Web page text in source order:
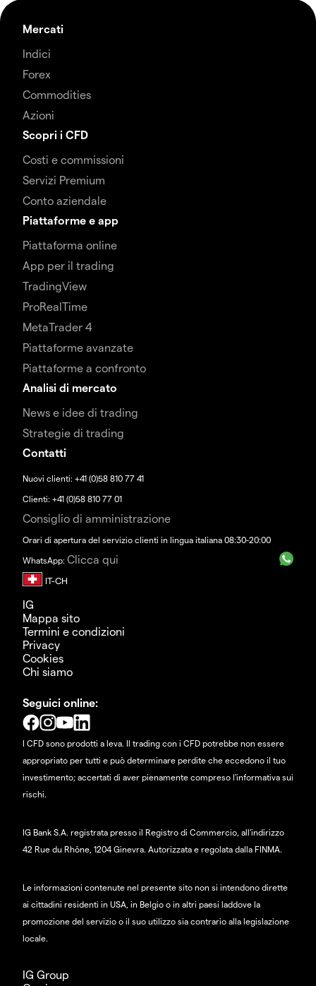
Mercati
Indici
Forex
Commodities
Azioni
Scopri i CFD
Costi e commissioni
Servizi Premium
Conto aziendale
Piattaforme e app
Piattaforma online
App per il trading
TradingView
ProRealTime
MetaTrader 4
Piattaforme avanzate
Piattaforme a confronto
Analisi di mercato
News e idee di trading
Strategie di trading
Contatti
Nuovi clienti: +41 (0)58 810 77 41
Clienti: +41 (0)58 810 77 01
Consiglio di amministrazione
Orari di apertura del servizio clienti in lingua italiana 08:30-20:00
WhatsApp: Clicca qui
IG
Mappa sito
Termini e condizioni
Privacy
Cookies
Chi siamo
Seguici online:
I CFD sono prodotti a leva. Il trading con i CFD potrebbe non essere
appropriato per tutti e può determinare perdite che eccedono il tuo
investimento; accertati di aver pienamente compreso l'informativa sui
rischi.
IG Bank S.A. registrata presso il Registro di Commercio, all'indirizzo
42 Rue du Rhône, 1204 Ginevra. Autorizzata e regolata dalla FINMA.
Le informazioni contenute nel presente sito non si intendono dirette
ai cittadini residenti in USA, in Belgio o in altri paesi laddove la
promozione del servizio o il suo utilizzo sia contrario alla legislazione
locale.
IG Group